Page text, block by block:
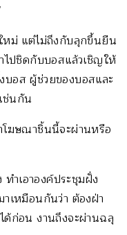
หม่ แต่ไม่ถึงกับลุกขึ้นยืน
ไปชิดกับบอสแล้วเชิญให้
อส ผู้ช่วยของบอสและ
ช่นกัน
โฆษณาชิ้นนี้จะผ่านหรือ
ำเอาองค์ประชุมฝั่ง
เหมือนกันว่า ต้องฝ่า
ด้ก่อน งานถึงจะผ่านฉลุ